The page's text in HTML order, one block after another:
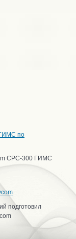
ГИМС по
CPC-300 ГИМС
подготовил